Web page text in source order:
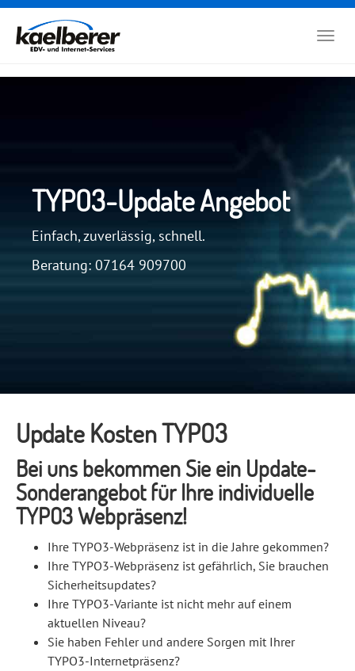
Zum
Hauptinhalt
springen
TYPO3-Update Angebot
Einfach, zuverlässig, schnell.
Beratung: 07164 909700
Update Kosten TYPO3
Bei uns bekommen Sie ein Update-
Sonderangebot für Ihre individuelle
TYPO3 Webpräsenz!
Ihre TYPO3-Webpräsenz ist in die Jahre gekommen?
Ihre TYPO3-Webpräsenz ist gefährlich, Sie brauchen
Sicherheitsupdates?
Ihre TYPO3-Variante ist nicht mehr auf einem
aktuellen Niveau?
Sie haben Fehler und andere Sorgen mit Ihrer
TYPO3-Internetpräsenz?